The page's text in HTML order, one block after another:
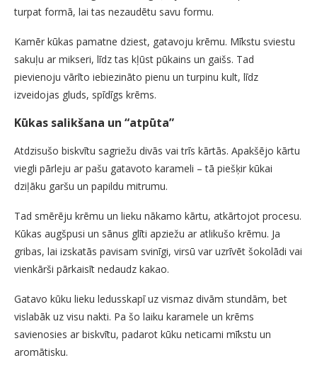
turpat formā, lai tas nezaudētu savu formu.
Kamēr kūkas pamatne dziest, gatavoju krēmu. Mīkstu sviestu
sakuļu ar mikseri, līdz tas kļūst pūkains un gaišs. Tad
pievienoju vārīto iebiezināto pienu un turpinu kult, līdz
izveidojas gluds, spīdīgs krēms.
Kūkas salikšana un “atpūta”
Atdzisušo biskvītu sagriežu divās vai trīs kārtās. Apakšējo kārtu
viegli pārleju ar pašu gatavoto karameli – tā piešķir kūkai
dziļāku garšu un papildu mitrumu.
Tad smērēju krēmu un lieku nākamo kārtu, atkārtojot procesu.
Kūkas augšpusi un sānus glīti apziežu ar atlikušo krēmu. Ja
gribas, lai izskatās pavisam svinīgi, virsū var uzrīvēt šokolādi vai
vienkārši pārkaisīt nedaudz kakao.
Gatavo kūku lieku ledusskapī uz vismaz divām stundām, bet
vislabāk uz visu nakti. Pa šo laiku karamele un krēms
savienosies ar biskvītu, padarot kūku neticami mīkstu un
aromātisku.